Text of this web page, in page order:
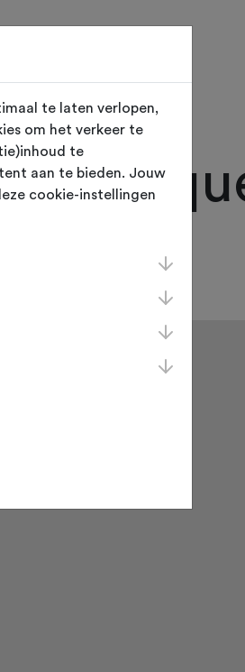
te laten verlopen,
om het verkeer te
te
aan te bieden. Jouw
cookie-instellingen